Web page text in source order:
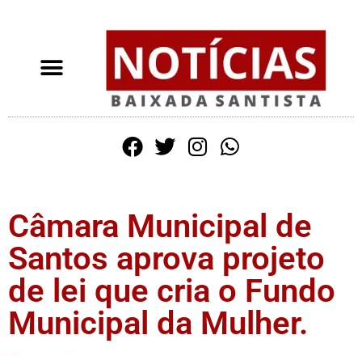
Câmara Municipal de
Santos aprova projeto
de lei que cria o Fundo
Municipal da Mulher.